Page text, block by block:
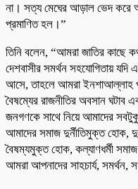
না। সত্য মেঘের আড়াল ভেদ
প্রমাণিত হল।”
তিনি বলেন, “আমরা জাতির কাছে
দেশবাসীর সমর্থন সহযোগিতায়
আসে, তাহলে আমরা ইনশাআল্লাহ
বৈষম্যের রাজনীতির অবসান ঘটাব
জনগণকে সাথে নিয়ে আমাদের
আমাদের সমাজ দুর্নীতিমুক্ত
বৈষম্যমুক্ত হোক, কল্যাণধর্মী
আমরা আপনাদের সাহচার্য, সমর্থন,